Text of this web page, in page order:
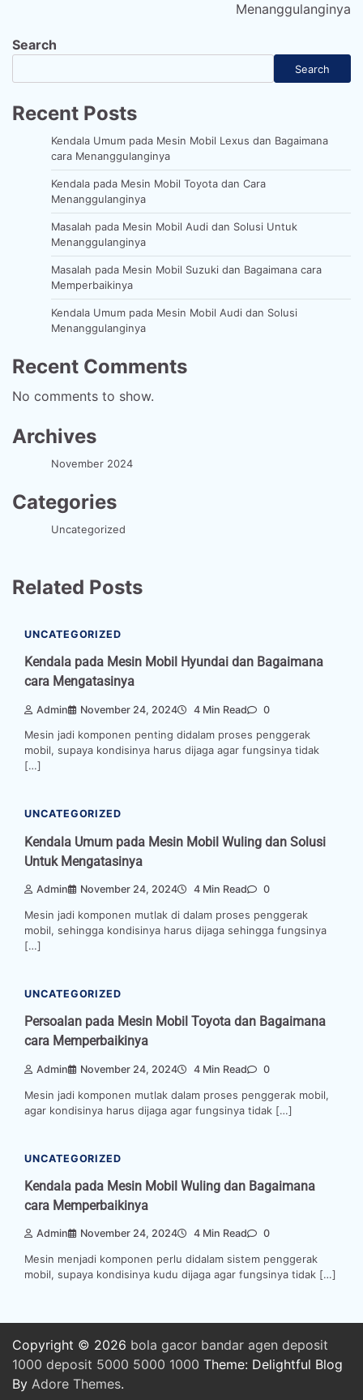
Menanggulanginya
Search
Search
Recent Posts
Kendala Umum pada Mesin Mobil Lexus dan Bagaimana
cara Menanggulanginya
Kendala pada Mesin Mobil Toyota dan Cara
Menanggulanginya
Masalah pada Mesin Mobil Audi dan Solusi Untuk
Menanggulanginya
Masalah pada Mesin Mobil Suzuki dan Bagaimana cara
Memperbaikinya
Kendala Umum pada Mesin Mobil Audi dan Solusi
Menanggulanginya
Recent Comments
No comments to show.
Archives
November 2024
Categories
Uncategorized
Related Posts
UNCATEGORIZED
Kendala pada Mesin Mobil Hyundai dan Bagaimana
cara Mengatasinya
Admin November 24, 2024 4 Min Read 0
Mesin jadi komponen penting didalam proses penggerak
mobil, supaya kondisinya harus dijaga agar fungsinya tidak
[…]
UNCATEGORIZED
Kendala Umum pada Mesin Mobil Wuling dan Solusi
Untuk Mengatasinya
Admin November 24, 2024 4 Min Read 0
Mesin jadi komponen mutlak di dalam proses penggerak
mobil, sehingga kondisinya harus dijaga sehingga fungsinya
[…]
UNCATEGORIZED
Persoalan pada Mesin Mobil Toyota dan Bagaimana
cara Memperbaikinya
Admin November 24, 2024 4 Min Read 0
Mesin jadi komponen mutlak dalam proses penggerak mobil,
agar kondisinya harus dijaga agar fungsinya tidak […]
UNCATEGORIZED
Kendala pada Mesin Mobil Wuling dan Bagaimana
cara Memperbaikinya
Admin November 24, 2024 4 Min Read 0
Mesin menjadi komponen perlu didalam sistem penggerak
mobil, supaya kondisinya kudu dijaga agar fungsinya tidak […]
Copyright © 2026 bola gacor bandar agen deposit
1000 deposit 5000 5000 1000 Theme: Delightful Blog
By Adore Themes.